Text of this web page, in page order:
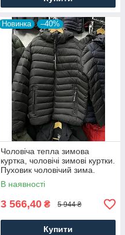
Новинка –40%
Чоловіча тепла зимова
куртка, чоловічі зимові куртки.
Пуховик чоловічий зима.
Чоловічий одяг
В наявності
3 566,40 ₴ 5 944 ₴
Купити